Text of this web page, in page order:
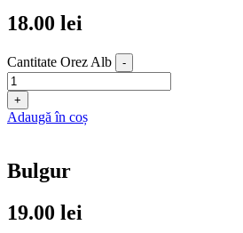
18.00 lei
Cantitate Orez Alb -
+
Adaugă în coș
Bulgur
19.00 lei